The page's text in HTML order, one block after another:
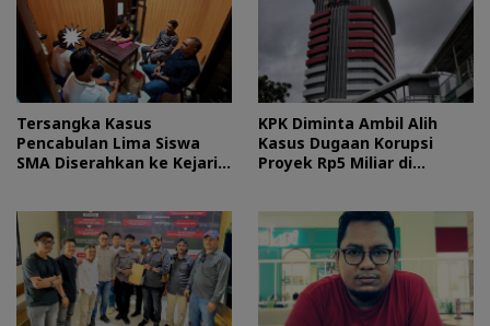
Tersangka Kasus
Pencabulan Lima Siswa
SMA Diserahkan ke Kejari
KPK Diminta Ambil Alih
Kasus Dugaan Korupsi
Proyek Rp5 Miliar di